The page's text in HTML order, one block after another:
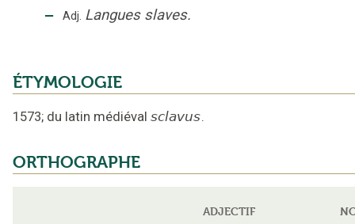
‒ Adj. Langues slaves.
ÉTYMOLOGIE
1573; du latin médiéval sclavus.
ORTHOGRAPHE
ADJECTIF